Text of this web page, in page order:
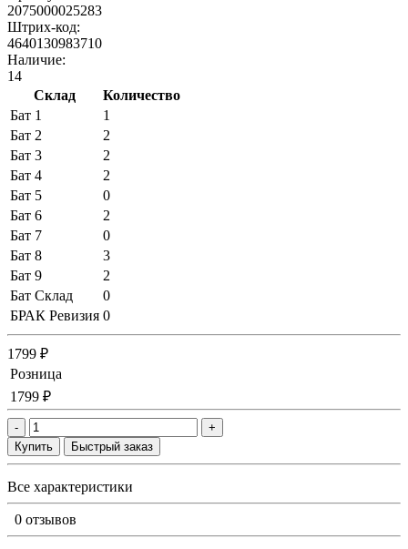
2075000025283
Штрих-код:
4640130983710
Наличие:
14
Склад
Количество
Бат 1
1
Бат 2
2
Бат 3
2
Бат 4
2
Бат 5
0
Бат 6
2
Бат 7
0
Бат 8
3
Бат 9
2
Бат Склад
0
БРАК Ревизия 0
1799 ₽
Розница
1799 ₽
-
+
Купить
Быстрый заказ
Все характеристики
0 отзывов